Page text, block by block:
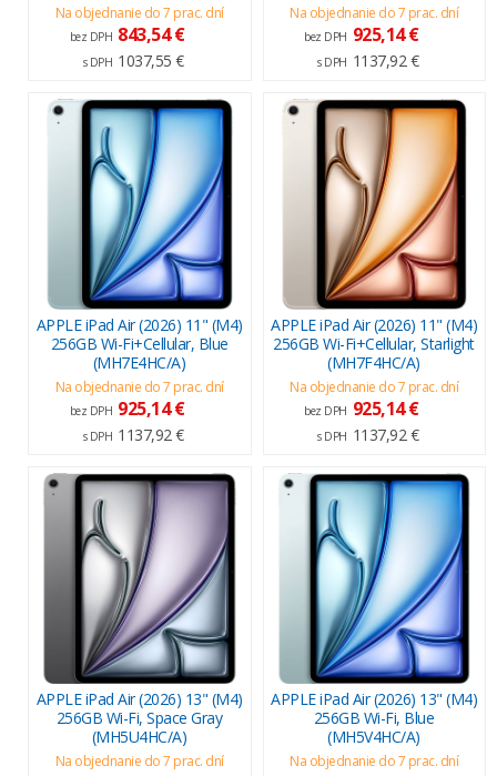
Na objednanie do 7 prac. dní
bez DPH 843,54 €
s DPH 1037,55 €
Na objednanie do 7 prac. dní
bez DPH 925,14 €
s DPH 1137,92 €
APPLE iPad Air (2026) 11" (M4)
256GB Wi-Fi+Cellular, Blue
(MH7E4HC/A)
Na objednanie do 7 prac. dní
bez DPH 925,14 €
s DPH 1137,92 €
APPLE iPad Air (2026) 11" (M4)
256GB Wi-Fi+Cellular, Starlight
(MH7F4HC/A)
Na objednanie do 7 prac. dní
bez DPH 925,14 €
s DPH 1137,92 €
APPLE iPad Air (2026) 13" (M4)
256GB Wi-Fi, Space Gray
(MH5U4HC/A)
Na objednanie do 7 prac. dní
APPLE iPad Air (2026) 13" (M4)
256GB Wi-Fi, Blue
(MH5V4HC/A)
Na objednanie do 7 prac. dní